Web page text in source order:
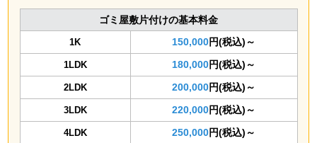
ゴミ屋敷片付けの基本料金
1K 150,000円(税込)～
1LDK 180,000円(税込)～
2LDK 200,000円(税込)～
3LDK 220,000円(税込)～
4LDK 250,000円(税込)～